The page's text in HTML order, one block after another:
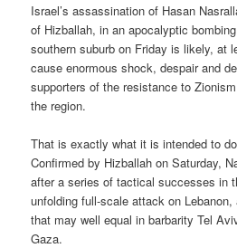
Israel’s assassination of Hasan
of Hizballah, in an apocalyptic
southern suburb on Friday is likely, at
cause enormous shock, despair and
supporters of the resistance to
the region.
That is exactly what it is intended to
Confirmed by Hizballah on Saturday,
after a series of tactical successes in
unfolding full-scale attack on
that may well equal in barbarity Tel
Gaza.